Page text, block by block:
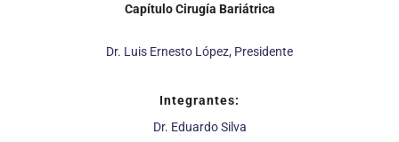
Capítulo Cirugía Bariátrica
Dr. Luis Ernesto López, Presidente
Integrantes:
Dr. Eduardo Silva